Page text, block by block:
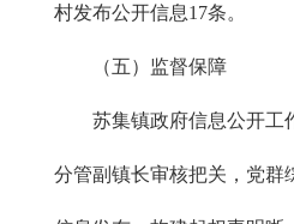
村发布公开信息17条。
（五）监督保障
苏集镇政府信息公开工
分管副镇长审核把关，党群